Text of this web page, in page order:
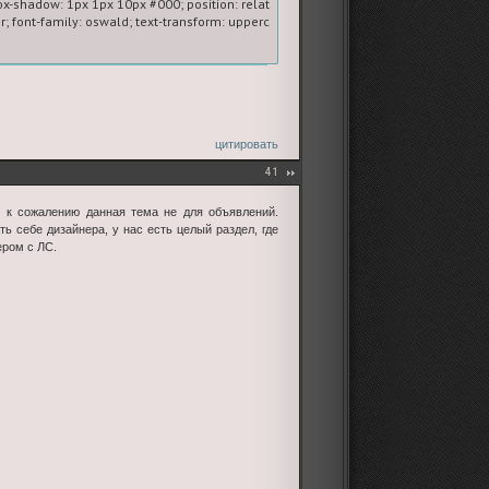
shadow: 1px 1px 10px #000; position: relative;}
family: oswald; text-transform: uppercase; letter-spacing: 1px; font-size:
цитировать
41
сожалению данная тема не для объявлений.
себе дизайнера, у нас есть целый раздел, где
с ЛС.